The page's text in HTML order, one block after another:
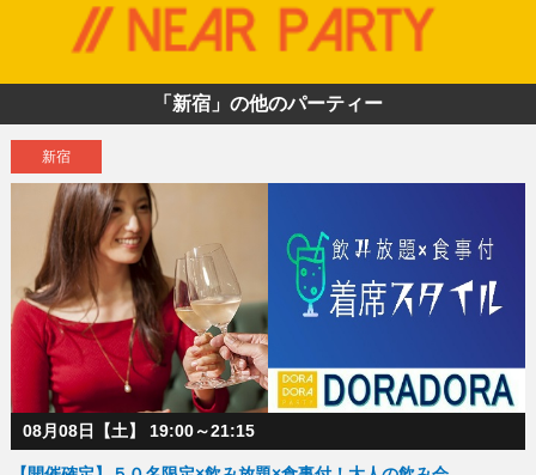
「新宿」の他のパーティー
新宿
08月08日【土】 19:00～21:15